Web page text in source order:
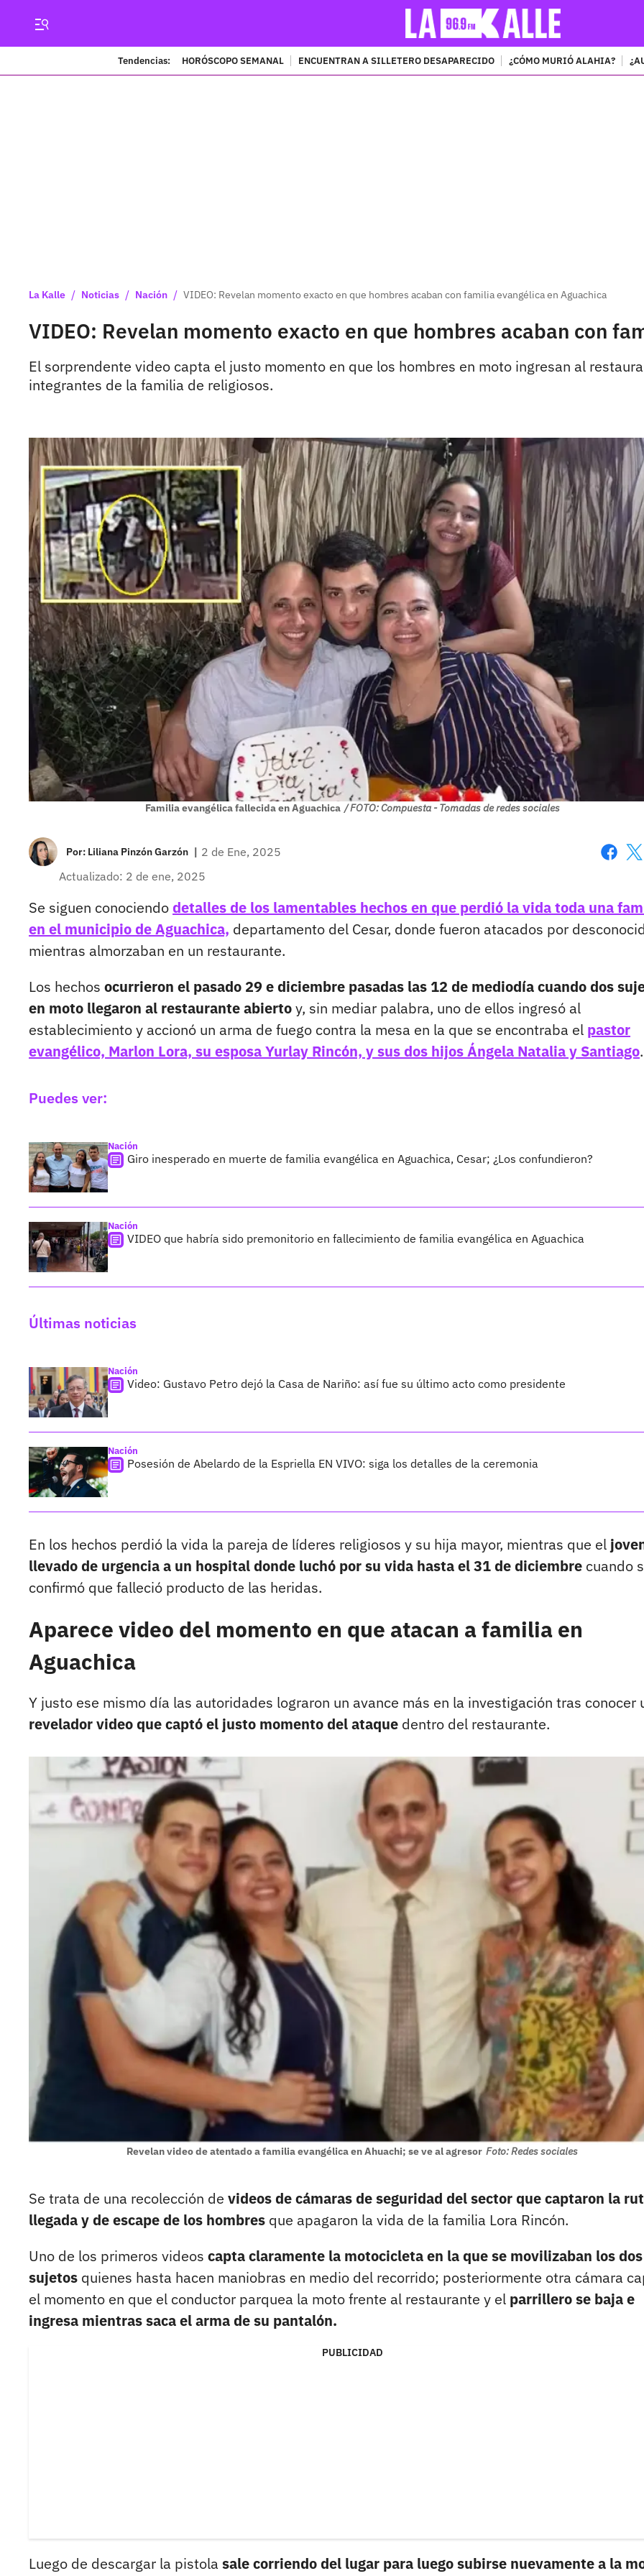
Tendencias: HORÓSCOPO SEMANAL ENCUENTRAN A SILLETERO DESAPARECIDO ¿CÓMO MURIÓ ALAHIA?
La Kalle / Noticias / Nación / VIDEO: Revelan momento exacto en que hombres acaban con familia evangélica en Aguachica
VIDEO: Revelan momento exacto en que hombres acaban con
El sorprendente video capta el justo momento en que los hombres en moto ingresan al
integrantes de la familia de religiosos.
Familia evangélica fallecida en Aguachica / FOTO: Compuesta - Tomadas de redes sociales
Por: Liliana Pinzón Garzón | 2 de Ene, 2025
Actualizado: 2 de ene, 2025
Se siguen conociendodetalles de los lamentables hechos en que perdió la vida toda una
en el municipio de Aguachica, departamento del Cesar, donde fueron atacados por
mientras almorzaban en un restaurante.
Los hechos ocurrieron el pasado 29 e diciembre pasadas las 12 de mediodía cuando dos
en moto llegaron al restaurante abiertoy, sin mediar palabra, uno de ellos ingresó al
establecimiento y accionó un arma de fuego contra la mesa en la que se encontraba el pastor
evangélico, Marlon Lora, su esposa Yurlay Rincón, y sus dos hijos Ángela Natalia y Santiago.
Puedes ver:
Nación
Giro inesperado en muerte de familia evangélica en Aguachica, Cesar; ¿Los confundieron?
Nación
VIDEO que habría sido premonitorio en fallecimiento de familia evangélica en Aguachica
Últimas noticias
Nación
Video: Gustavo Petro dejó la Casa de Nariño: así fue su último acto como presidente
Nación
Posesión de Abelardo de la Espriella EN VIVO: siga los detalles de la ceremonia
En los hechos perdió la vida la pareja de líderes religiosos y su hija mayor, mientras que el
llevado de urgencia a un hospital donde luchó por su vida hasta el 31 de diciembre cuando
confirmó que falleció producto de las heridas.
Aparece video del momento en que atacan a familia en
Aguachica
Y justo ese mismo día las autoridades lograron un avance más en la investigación tras conocer
revelador video que captó el justo momento del ataque dentro del restaurante.
Revelan video de atentado a familia evangélica en Ahuachi; se ve al agresor Foto: Redes sociales
Se trata de una recolección de videos de cámaras de seguridad del sector que captaron la
llegada y de escape de los hombres que apagaron la vida de la familia Lora Rincón.
Uno de los primeros videos capta claramente la motocicleta en la que se movilizaban los dos
sujetos quienes hasta hacen maniobras en medio del recorrido; posteriormente otra cámara
el momento en que el conductor parquea la moto frente al restaurante y el parrillero se baja e
ingresa mientras saca el arma de su pantalón.
PUBLICIDAD
Luego de descargar la pistola sale corriendo del lugar para luego subirse nuevamente a la